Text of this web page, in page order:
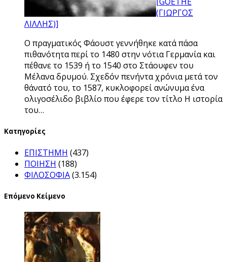
(ΓΙΩΡΓΟΣ
ΛΙΛΛΗΣ)]
Ο πραγματικός Φάουστ γεννήθηκε κατά πάσα
πιθανότητα περί το 1480 στην νότια Γερμανία και
πέθανε το 1539 ή το 1540 στο Στάουφεν του
Μέλανα δρυμού. Σχεδόν πενήντα χρόνια μετά τον
θάνατό του, το 1587, κυκλοφορεί ανώνυμα ένα
ολιγοσέλιδο βιβλίο που έφερε τον τίτλο Η ιστορία
του…
Kατηγορίες
ΕΠΙΣΤΗΜΗ (437)
ΠΟΙΗΣΗ (188)
ΦΙΛΟΣΟΦΙΑ(3.154)
Επόμενο Κείμενο